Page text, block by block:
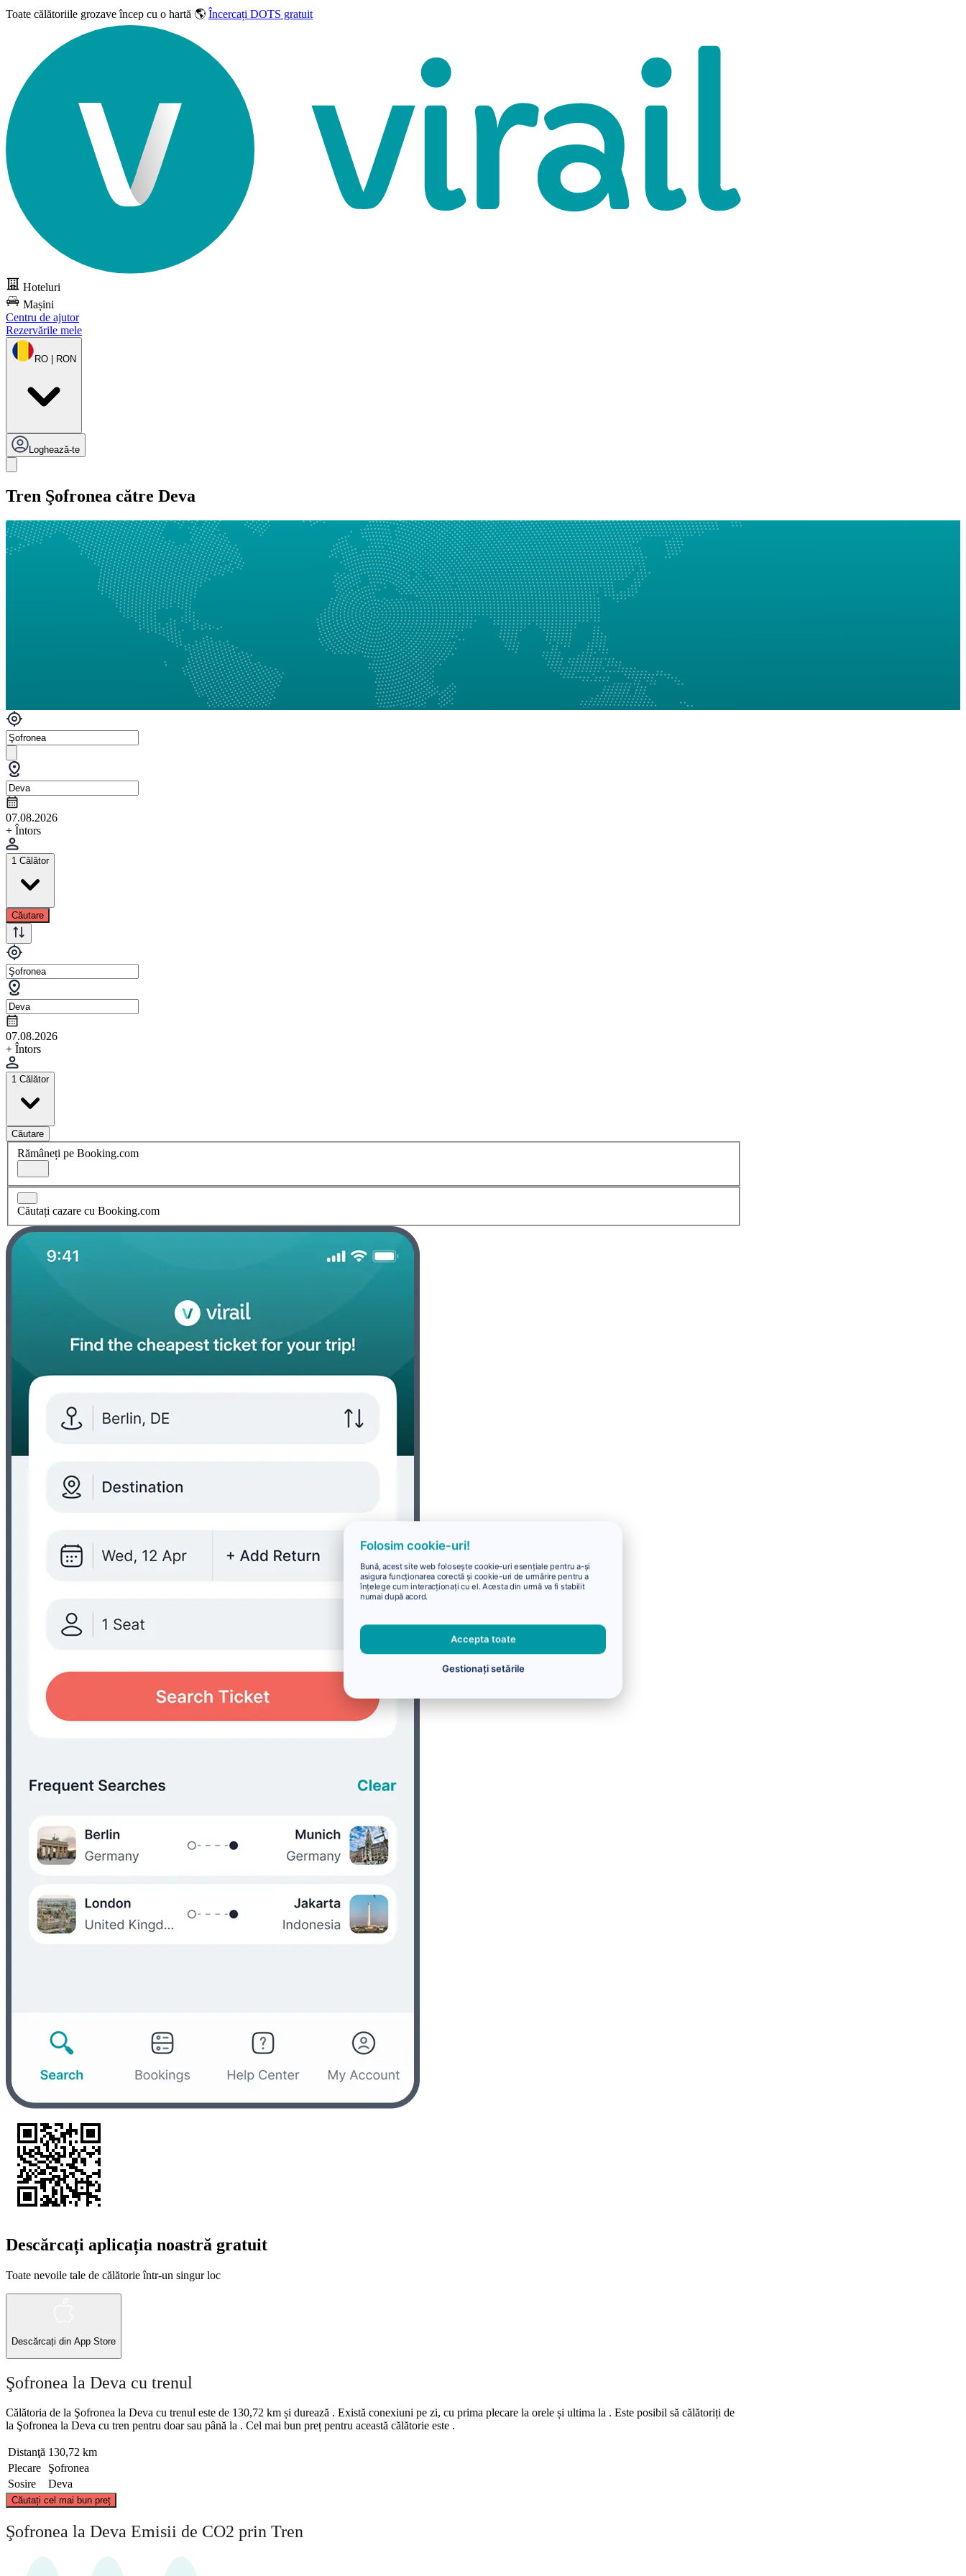
Toate călătoriile grozaveîncep cu o hartă 🌎 Încercați DOTS gratuit
Hoteluri
Mașini
Centru de ajutor
Rezervările mele
RO | RON
Loghează-te
Tren Şofronea către Deva
07.08.2026
+ Întors
1 Călător
Căutare
07.08.2026
+ Întors
1 Călător
Căutare
Rămâneți pe Booking.com
Căutați cazare cu Booking.com
Descărcați aplicația noastră gratuit
Toate nevoile tale de călătorie într-un singur loc
Descărcați din App Store
Şofronea la Deva cu trenul
Călătoria de la Şofronea la Deva cu trenul este de 130,72 km și durează . Există conexiuni pe zi, cu prima plecare la orele și ultima la . Este posibil să călătoriți de
la Şofronea la Deva cu tren pentru doar sau până la . Cel mai bun preț pentru această călătorie este .
Distanţă 130,72 km
Plecare
Şofronea
Sosire
Deva
Căutați cel mai bun preț
Şofronea la Deva Emisii de CO2 prin Tren
Folosim cookie-uri!
Bună, acest site web folosește cookie-uri esențiale pentru a-și
asigura funcționarea corectă și cookie-uri de urmărire pentru a
înțelege cum interacționați cu el. Acesta din urmă va fi stabilit
numai după acord.
Accepta toate
Gestionați setările